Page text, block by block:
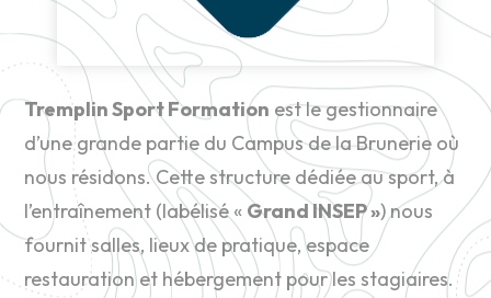
Tremplin Sport Formation est le gestionnaire
d’une grande partie du Campus de la Brunerie où
nous résidons. Cette structure dédiée au sport, à
l’entraînement (labélisé « Grand INSEP ») nous
fournit salles, lieux de pratique, espace
restauration et hébergement pour les stagiaires.